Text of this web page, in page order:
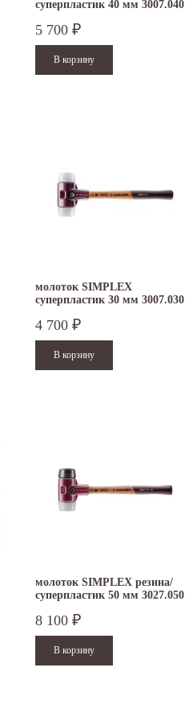
суперпластик 40 мм 3007.040
5 700 ₽
молоток SIMPLEX
суперпластик 30 мм 3007.030
4 700 ₽
молоток SIMPLEX резина/
суперпластик 50 мм 3027.050
8 100 ₽